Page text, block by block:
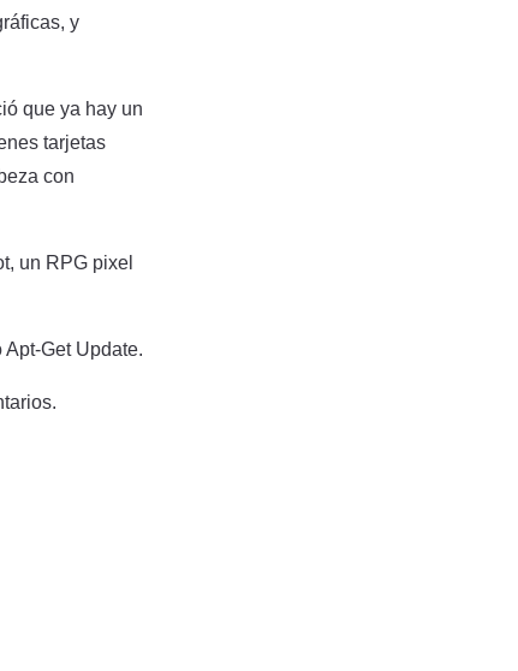
y
que ya hay un
tarjetas
con
un RPG pixel
Get Update.